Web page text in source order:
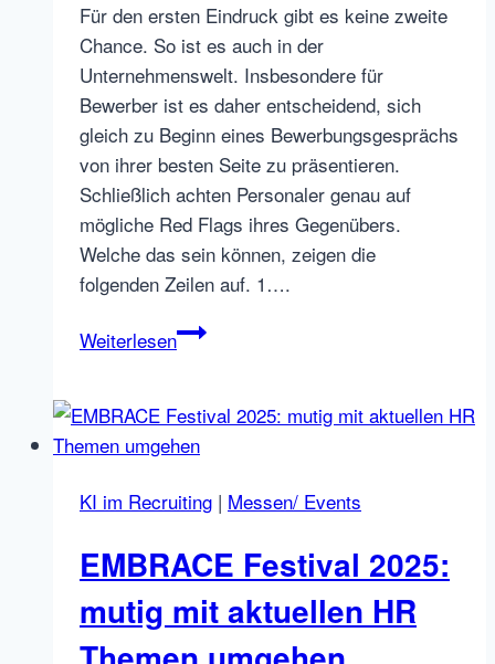
Für den ersten Eindruck gibt es keine zweite
Chance. So ist es auch in der
Unternehmenswelt. Insbesondere für
Bewerber ist es daher entscheidend, sich
gleich zu Beginn eines Bewerbungsgesprächs
von ihrer besten Seite zu präsentieren.
Schließlich achten Personaler genau auf
mögliche Red Flags ihres Gegenübers.
Welche das sein können, zeigen die
folgenden Zeilen auf. 1….
Weiterlesen5
im
Bewerbungsgespräch
wodurch
Bewerber
bei
Unternehmen
KI im Recruiting | Messen/ Events
EMBRACE Festival 2025:
mutig mit aktuellen HR